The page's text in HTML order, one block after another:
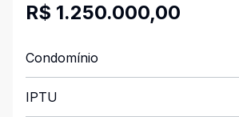
R$ 1.250.000,00
Condomínio
IPTU